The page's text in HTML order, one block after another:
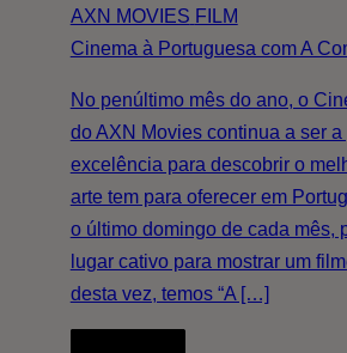
AXN MOVIES FILM
Cinema à Portuguesa com A
No penúltimo mês do ano, o
do AXN Movies continua a ser
excelência para descobrir o
arte tem para oferecer em
o último domingo de cada mês,
lugar cativo para mostrar um
desta vez, temos “A […]